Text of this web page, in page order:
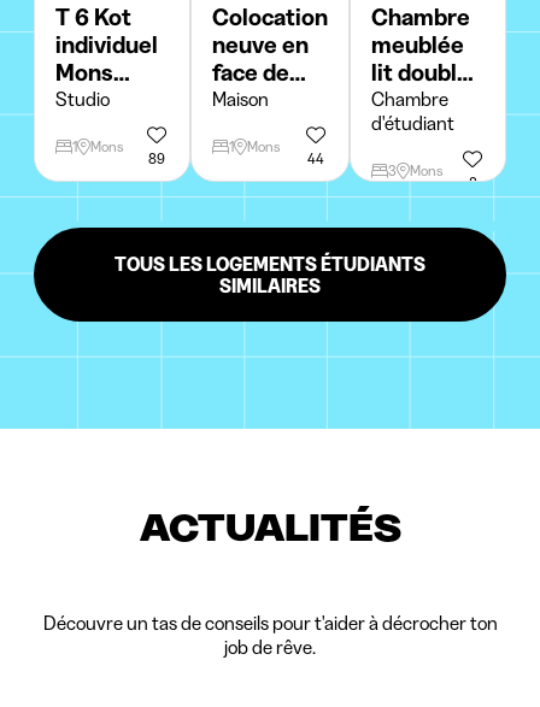
T 6 Kot
individuel
Mons
Centre
Studio
1 Mons
89
Colocation
neuve en
face de
l'UMons
Maison
1 Mons
44
Chambre
meublée
lit double
…lavabo
Chambre
d'étudiant
3 Mons
8
TOUS LES LOGEMENTS ÉTUDIANTS
SIMILAIRES
ACTUALITÉS
Découvre un tas de conseils pour t'aider à décrocher ton
job de rêve.